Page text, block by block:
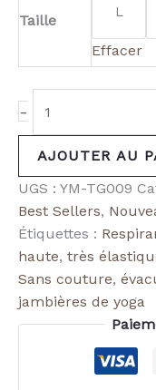
Taille
L
Effacer
-
AJOUTER AU
UGS : YM-TG009
Best Sellers,
Étiquettes :
haute, très
Sans couture,
jambières de yoga